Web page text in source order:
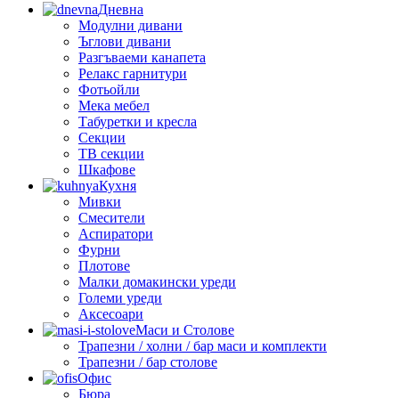
Дневна
Модулни дивани
Ъглови дивани
Разгъваеми канапета
Релакс гарнитури
Фотьойли
Мека мебел
Табуретки и кресла
Секции
ТВ секции
Шкафове
Кухня
Мивки
Смесители
Аспиратори
Фурни
Плотове
Малки домакински уреди
Големи уреди
Аксесоари
Маси и Столове
Трапезни / холни / бар маси и комплекти
Трапезни / бар столове
Офис
Бюра